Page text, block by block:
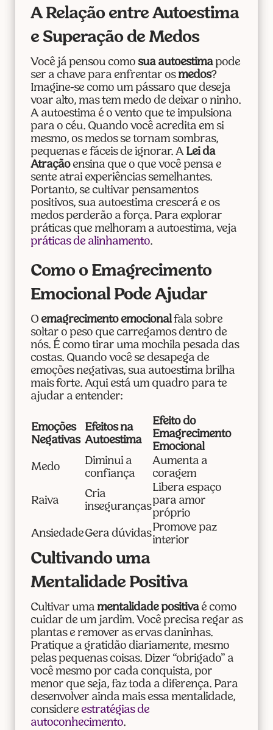
A Relação entre Autoestima
e Superação de Medos
Você já pensou como sua autoestimapode
ser a chave para enfrentar os medos?
Imagine-se como um pássaro que deseja
voar alto, mas tem medo de deixar o ninho.
A autoestima é o vento que te impulsiona
para o céu. Quando você acredita em si
mesmo, os medos se tornam sombras,
pequenas e fáceis de ignorar. A Lei da
Atraçãoensina que o que você pensa e
sente atrai experiências semelhantes.
Portanto, se cultivar pensamentos
positivos, sua autoestima crescerá e os
medos perderão a força. Para explorar
práticas que melhoram a autoestima, veja
práticas de alinhamento.
Como o Emagrecimento
Emocional Pode Ajudar
O emagrecimento emocionalfala sobre
soltar o peso que carregamos dentro de
nós. É como tirar uma mochila pesada das
costas. Quando você se desapega de
emoções negativas, sua autoestima brilha
mais forte. Aqui está um quadro para te
ajudar a entender:
Emoções
Negativas
Efeitos na
Autoestima
Efeito do
Emagrecimento
Emocional
Medo
Diminui a
confiança
Aumenta a
coragem
Raiva
Cria
inseguranças
Libera espaço
para amor
próprio
AnsiedadeGera dúvidas
Promove paz
interior
Cultivando uma
Mentalidade Positiva
Cultivar uma mentalidade positivaé como
cuidar de um jardim. Você precisa regar as
plantas e remover as ervas daninhas.
Pratique a gratidão diariamente, mesmo
pelas pequenas coisas. Dizer “obrigado” a
você mesmo por cada conquista, por
menor que seja, faz toda a diferença. Para
desenvolver ainda mais essa mentalidade,
considere estratégias de
autoconhecimento.